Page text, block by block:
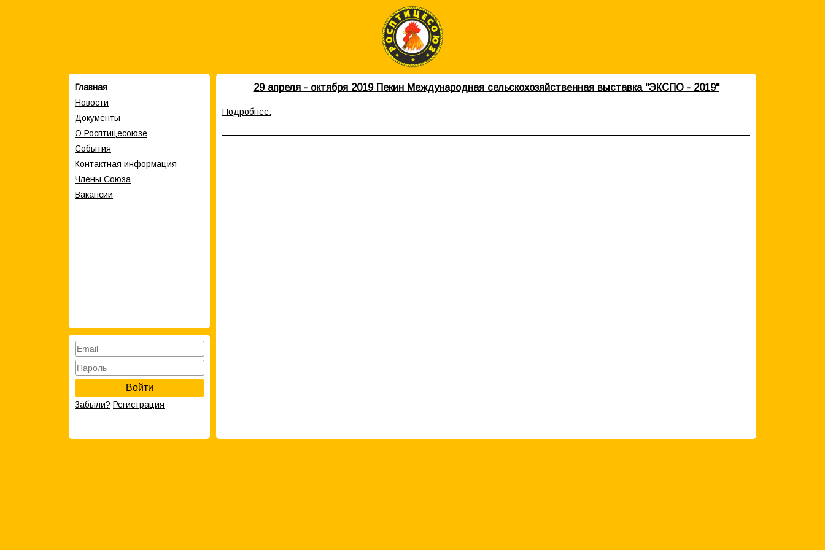
Главная
Новости
Документы
О Росптицесоюзе
События
Контактная информация
Члены Cоюза
Вакансии
Войти
Забыли? Регистрация
29 апреля - октября 2019 Пекин Международная сельскохозяйственная выставка "ЭКСПО - 2019"
Подробнее.